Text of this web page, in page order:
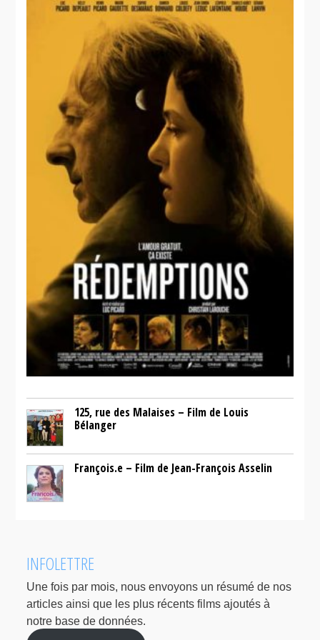
125, rue des Malaises – Film de Louis
Bélanger
François.e – Film de Jean-François Asselin
INFOLETTRE
Une fois par mois, nous envoyons un résumé de nos
articles ainsi que les plus récents films ajoutés à
notre base de données.